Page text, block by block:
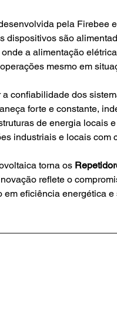
pela Firebee
dispositivos são
a alimentação
mesmo em
forte e constante,
de energia
industriais e locais com
torna os
reflete o
eficiência energética